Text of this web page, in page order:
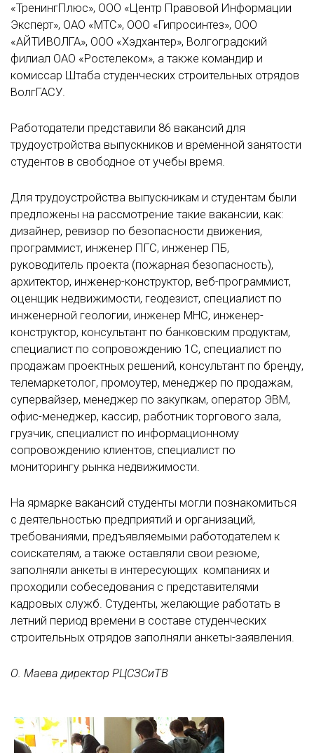
«ТренингПлюс», ООО «Центр Правовой Информации
Эксперт», ОАО «МТС», ООО «Гипросинтез», ООО
«АЙТИВОЛГА», ООО «Хэдхантер», Волгоградский
филиал ОАО «Ростелеком», а также командир и
комиссар Штаба студенческих строительных отрядов
ВолгГАСУ.
Работодатели представили 86 вакансий для
трудоустройства выпускников и временной занятости
студентов в свободное от учебы время.
Для трудоустройства выпускникам и студентам были
предложены на рассмотрение такие вакансии, как:
дизайнер, ревизор по безопасности движения,
программист, инженер ПГС, инженер ПБ,
руководитель проекта (пожарная безопасность),
архитектор, инженер-конструктор, веб-программист,
оценщик недвижимости, геодезист, специалист по
инженерной геологии, инженер МНС, инженер-
конструктор, консультант по банковским продуктам,
специалист по сопровождению 1С, специалист по
продажам проектных решений, консультант по бренду,
телемаркетолог, промоутер, менеджер по продажам,
супервайзер, менеджер по закупкам, оператор ЭВМ,
офис-менеджер, кассир, работник торгового зала,
грузчик, специалист по информационному
сопровождению клиентов, специалист по
мониторингу рынка недвижимости.
На ярмарке вакансий студенты могли познакомиться
с деятельностью предприятий и организаций,
требованиями, предъявляемыми работодателем к
соискателям, а также оставляли свои резюме,
заполняли анкеты в интересующих компаниях и
проходили собеседования с представителями
кадровых служб. Студенты, желающие работать в
летний период времени в составе студенческих
строительных отрядов заполняли анкеты-заявления.
О. Маева директор РЦСЗСиТВ